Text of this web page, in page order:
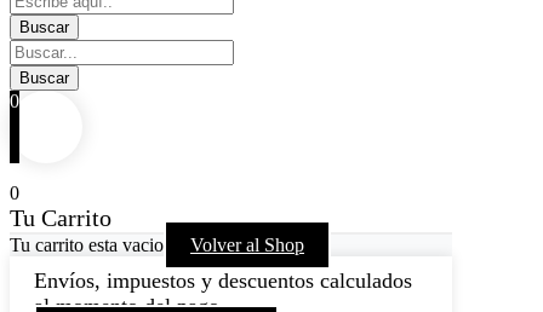
0
0
Tu Carrito
Tu carrito esta vacio Volver al Shop
Envíos, impuestos y descuentos calculados
al momento del pago.